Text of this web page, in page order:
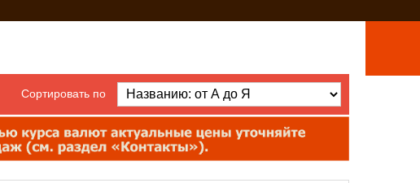
Сортировать по